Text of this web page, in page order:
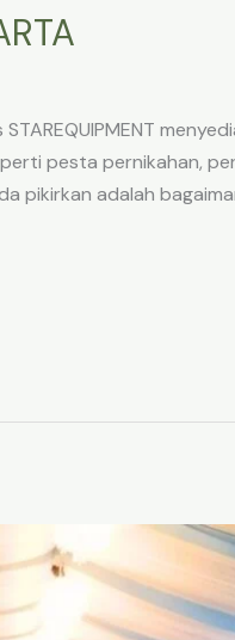
pesta pernikahan,
pikirkan adalah